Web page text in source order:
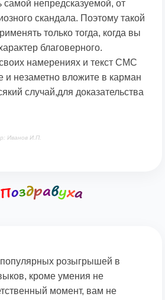
самой непредсказуемой, от
скандала. Поэтому такой
только тогда, когда вы
благоверного.
намерениях и текст СМС
и незаметно вложите в карман
случай,для доказательства
Иванов И.П.
розыгрышей в
кроме умения не
момент, вам не